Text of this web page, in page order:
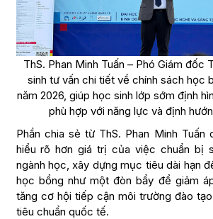
ThS. Phan Minh Tuấn – Phó Giám đốc
sinh tư vấn chi tiết về chính sách học
năm 2026, giúp học sinh lớp sớm định
phù hợp với năng lực và định
Phần chia sẻ từ ThS. Phan Minh
hiểu rõ hơn giá trị của việc chuẩn bị
ngành học, xây dựng mục tiêu dài hạn
học bổng như một đòn bẩy để giảm
tăng cơ hội tiếp cận môi trường đào
tiêu chuẩn quốc tế.